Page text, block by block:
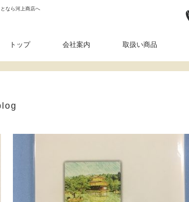
なら河上商店へ
トップ 会社案内 取扱い商品